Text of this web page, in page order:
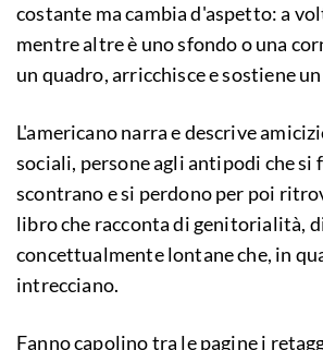
costante ma cambia d'aspetto: a
mentre altre è uno sfondo o una
un quadro, arricchisce e sostiene
L'americano narra e descrive
sociali, persone agli antipodi che si
scontrano e si perdono per poi
libro che racconta di genitorialità,
concettualmente lontane che, in
intrecciano.
Fanno capolino tra le pagine i